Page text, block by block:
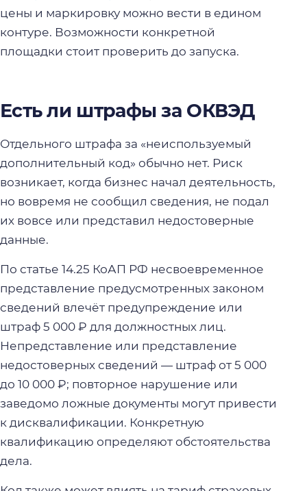
цены и маркировку можно вести в едином
контуре. Возможности конкретной
площадки стоит проверить до запуска.
Есть ли штрафы за ОКВЭД
Отдельного штрафа за «неиспользуемый
дополнительный код» обычно нет. Риск
возникает, когда бизнес начал деятельность,
но вовремя не сообщил сведения, не подал
их вовсе или представил недостоверные
данные.
По статье 14.25 КоАП РФ несвоевременное
представление предусмотренных законом
сведений влечёт предупреждение или
штраф 5 000 ₽ для должностных лиц.
Непредставление или представление
недостоверных сведений — штраф от 5 000
до 10 000 ₽; повторное нарушение или
заведомо ложные документы могут привести
к дисквалификации. Конкретную
квалификацию определяют обстоятельства
дела.